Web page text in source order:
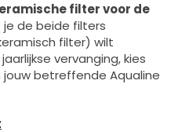
filter voor de
je de beide filters
filter) wilt
vervanging, kies
betreffende Aqualine